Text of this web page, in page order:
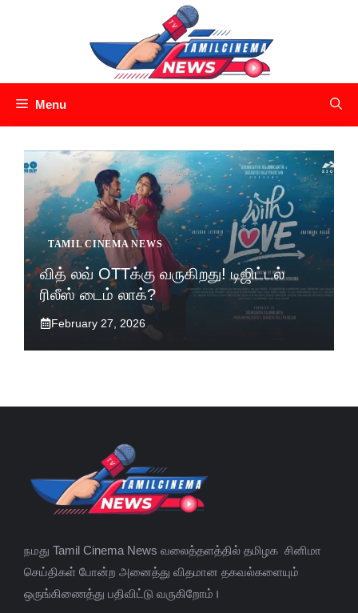
Menu
TAMIL CINEMA NEWS
வித் லவ் OTTக்கு வருகிறது! டிஜிட்டல்
ரிலீஸ் டைம் லாக்?
February 27, 2026
நமது Tamil Cinema News வலைத்தளத்தில் தமிழக சினிமா
செய்திகள் போன்ற அனைத்து விதமான தகவல்களையும்
ஒருங்கிணைத்து பதிவிட்டு வருகிறோம்।